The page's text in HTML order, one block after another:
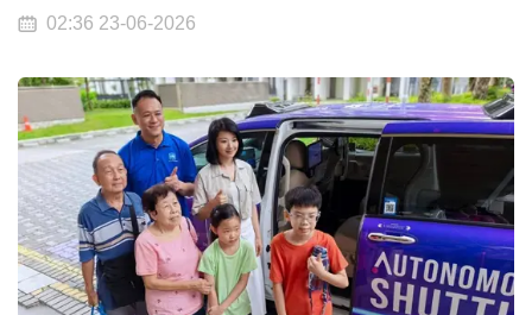
02:36 23-06-2026